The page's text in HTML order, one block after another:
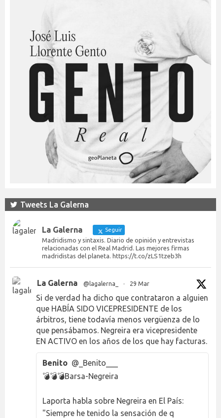
Tweets La Galerna
La Galerna Seguir
Madridismo y sintaxis. Diario de opinión y entrevistas
relacionadas con el Real Madrid. Las mejores firmas
madridistas del planeta. https://t.co/zLS1tzeb3h
La Galerna @lagalerna_ · 29 Mar
Si de verdad ha dicho que contrataron a alguien
que HABÍA SIDO VICEPRESIDENTE de los
árbitros, tiene todavía menos vergüenza de lo
que pensábamos. Negreira era vicepresidente
EN ACTIVO en los años de los que hay facturas.
Benito @_Benito___
💣💣💣Barsa-Negreira
Laporta habla sobre Negreira en El País:
"Siempre he tenido la sensación de q